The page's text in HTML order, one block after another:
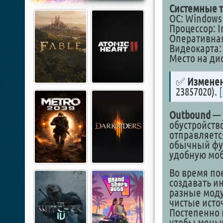
Системные
ОС: Windows
Процессор:
Видеокарта:
Место на
✅
23857020).
Outbound —
обычный
удобную
Во время
создавать
разные
чистые
Постепенно